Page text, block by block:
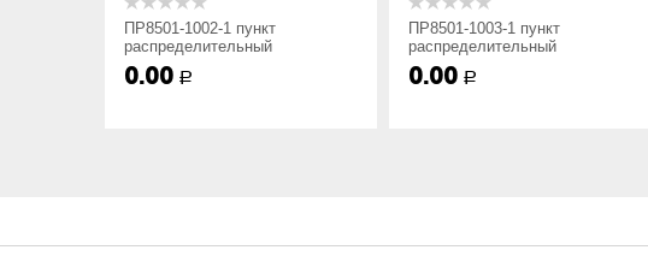
yyy Номер схемы исполнения;
zz
Степень защиты оболочки и способ подвода линии::
ПР8501-1002-1 пункт
распределительный
0.00 Р
ПР8501-1003-1 пункт
распределительный
0.00 Р